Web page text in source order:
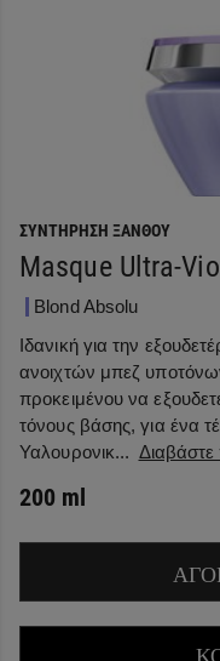
ΣΥΝΤΉΡΗΣΗ ΞΑΝΘΟΎ
Masque Ultra-
Blond Absolu
Ιδανική για την
ανοιχτών μπεζ
προκειμένου να
τόνους βάσης, για ένα
Υαλουρονικ... Διαβάστε
200 ml